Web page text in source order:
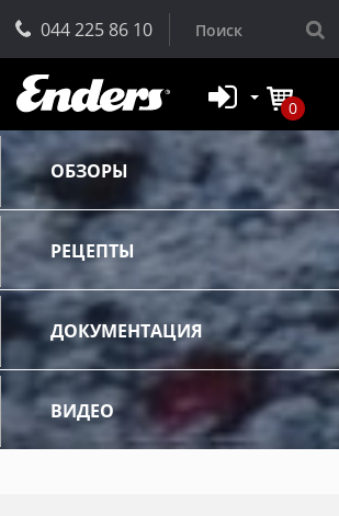
044 225 86 10
0
ОБЗОРЫ
РЕЦЕПТЫ
ДОКУМЕНТАЦИЯ
ВИДЕО